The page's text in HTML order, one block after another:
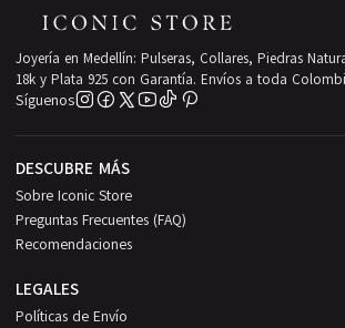
Joyería en Medellín: Pulseras, Collares, Piedras
18k y Plata 925 con Garantía. Envíos a toda
Síguenos
DESCUBRE MÁS
Sobre Iconic Store
Preguntas Frecuentes (FAQ)
Recomendaciones
LEGALES
Políticas de Envío